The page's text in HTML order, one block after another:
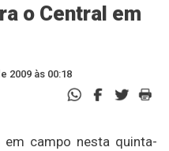
o Central em
2009 às 00:18
em campo nesta quinta-